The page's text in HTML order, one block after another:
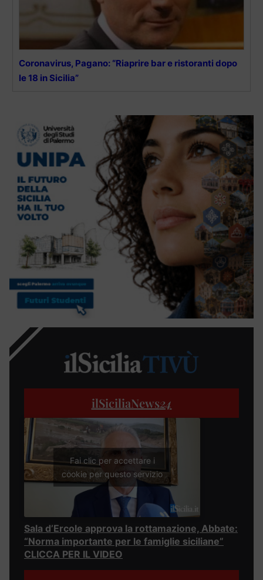
Coronavirus, Pagano: “Riaprire bar e ristoranti dopo
le 18 in Sicilia”
ilSiciliaNews24
Fai clic per accettare i
cookie per questo servizio
Sala d’Ercole approva la rottamazione, Abbate:
“Norma importante per le famiglie siciliane”
CLICCA PER IL VIDEO